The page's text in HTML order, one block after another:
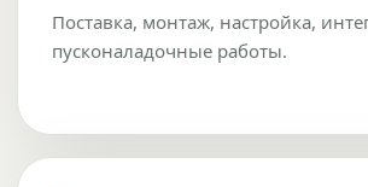
Поставка, монтаж, настройка,
пусконаладочные работы.